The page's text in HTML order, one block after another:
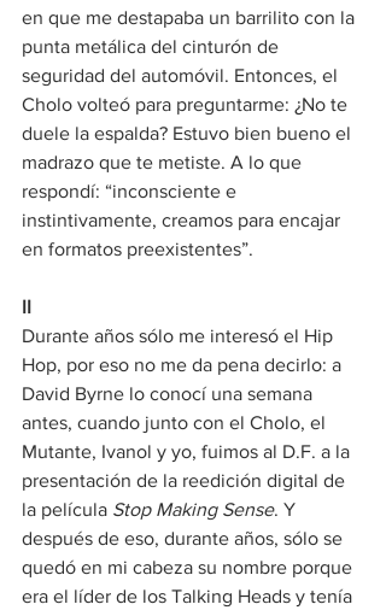
en que me destapaba un barrilito con la
punta metálica del cinturón de
seguridad del automóvil. Entonces, el
Cholo volteó para preguntarme: ¿No te
duele la espalda? Estuvo bien bueno el
madrazo que te metiste. A lo que
respondí: “inconsciente e
instintivamente, creamos para encajar
en formatos preexistentes”.
II
Durante años sólo me interesó el Hip
Hop, por eso no me da pena decirlo: a
David Byrne lo conocí una semana
antes, cuando junto con el Cholo, el
Mutante, Ivanol y yo, fuimos al D.F. a la
presentación de la reedición digital de
la película Stop Making Sense. Y
después de eso, durante años, sólo se
quedó en mi cabeza su nombre porque
era el líder de los Talking Heads y tenía